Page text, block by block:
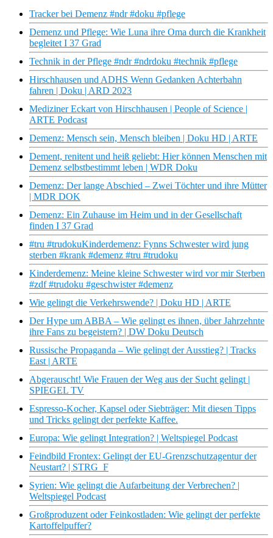
Tracker bei Demenz #ndr #doku #pflege
Demenz und Pflege: Wie Luna ihre Oma durch die Krankheit
begleitet I 37 Grad
Technik in der Pflege #ndr #ndrdoku #technik #pflege
Hirschhausen und ADHS Wenn Gedanken Achterbahn
fahren | Doku | ARD 2023
Mediziner Eckart von Hirschhausen | People of Science |
ARTE Podcast
Demenz: Mensch sein, Mensch bleiben | Doku HD | ARTE
Dement, renitent und heiß geliebt: Hier können Menschen mit
Demenz selbstbestimmt leben | WDR Doku
Demenz: Der lange Abschied – Zwei Töchter und ihre Mütter
| MDR DOK
Demenz: Ein Zuhause im Heim und in der Gesellschaft
finden I 37 Grad
#tru #trudokuKinderdemenz: Fynns Schwester wird jung
sterben #krank #demenz #tru #trudoku
Kinderdemenz: Meine kleine Schwester wird vor mir Sterben
#zdf #trudoku #geschwister #demenz
Wie gelingt die Verkehrswende? | Doku HD | ARTE
Der Hype um ABBA – Wie gelingt es ihnen, über Jahrzehnte
ihre Fans zu begeistern? | DW Doku Deutsch
Russische Propaganda – Wie gelingt der Ausstieg? | Tracks
East | ARTE
Abgerauscht! Wie Frauen der Weg aus der Sucht gelingt |
SPIEGEL TV
Espresso-Kocher, Kapsel oder Siebträger: Mit diesen Tipps
und Tricks gelingt der perfekte Kaffee.
Europa: Wie gelingt Integration? | Weltspiegel Podcast
Feindbild Frontex: Gelingt der EU-Grenzschutzagentur der
Neustart? | STRG_F
Syrien: Wie gelingt die Aufarbeitung der Verbrechen? |
Weltspiegel Podcast
Großproduzent oder Feinkostladen: Wie gelingt der perfekte
Kartoffelpuffer?